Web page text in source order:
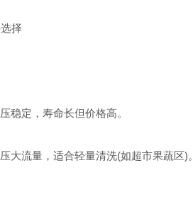
择
定，寿命长但价格高。
流量，适合轻量清洗(如超市果蔬区)